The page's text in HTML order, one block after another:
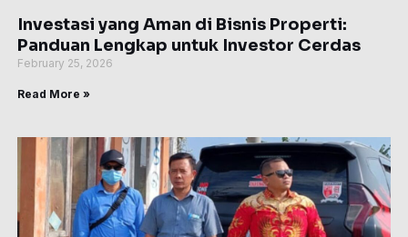
Investasi yang Aman di Bisnis Properti:
Panduan Lengkap untuk Investor Cerdas
February 25, 2026
Read More »